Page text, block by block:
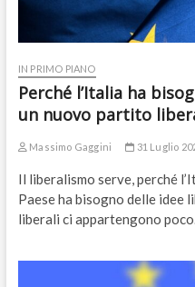
IN PRIMO PIANO
Perché l’Italia ha
un nuovo partito
Massimo Gaggini 31 Luglio
Il liberalismo serve, perché
Paese ha bisogno delle idee
liberali ci appartengono